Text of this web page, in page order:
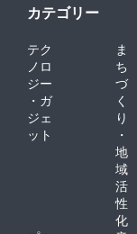
カテゴリー
テク
ノロ
ジー
・ガ
ジェ
ット
ま
ち
づ
く
り
・
地
域
活
性
化